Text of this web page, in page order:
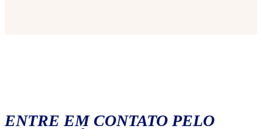
ENTRE EM CONTATO PELO